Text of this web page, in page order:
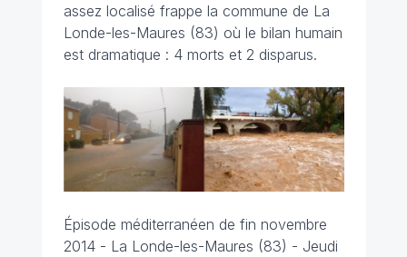
assez localisé frappe la commune de La
Londe-les-Maures (83) où le bilan humain
est dramatique : 4 morts et 2 disparus.
Épisode méditerranéen de fin novembre
2014 - La Londe-les-Maures (83) - Jeudi